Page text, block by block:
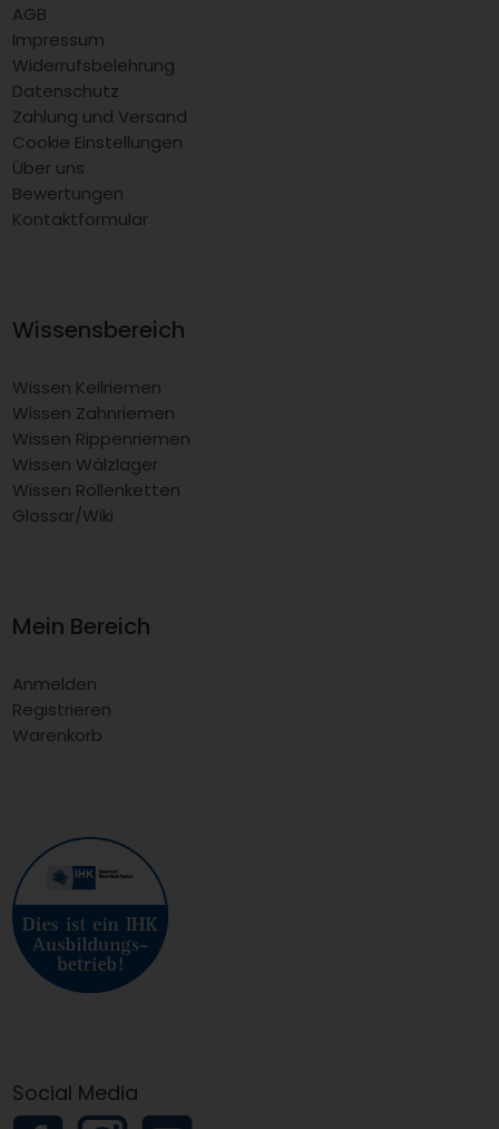
AGB
Impressum
Widerrufsbelehrung
Datenschutz
Zahlung und Versand
Cookie Einstellungen
Über uns
Bewertungen
Kontaktformular
Wissensbereich
Wissen Keilriemen
Wissen Zahnriemen
Wissen Rippenriemen
Wissen Wälzlager
Wissen Rollenketten
Glossar/Wiki
Mein Bereich
Anmelden
Registrieren
Warenkorb
Social Media